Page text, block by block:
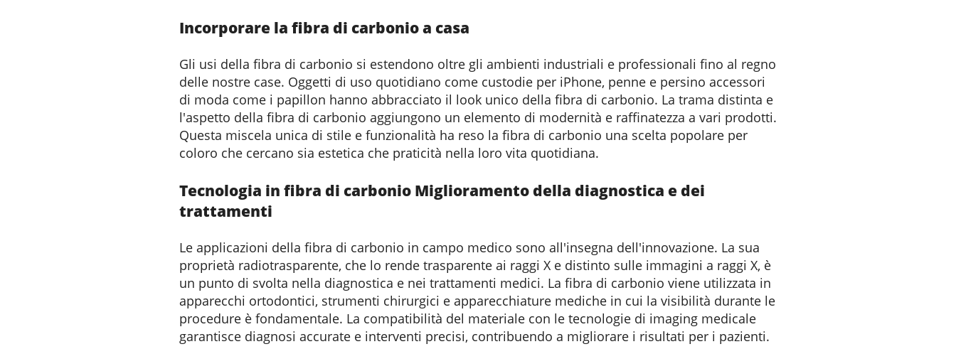
Incorporare la fibra di carbonio a casa
Gli usi della fibra di carbonio si estendono oltre gli ambienti industriali e professionali fino al regno
delle nostre case. Oggetti di uso quotidiano come custodie per iPhone, penne e persino accessori
di moda come i papillon hanno abbracciato il look unico della fibra di carbonio. La trama distinta e
l'aspetto della fibra di carbonio aggiungono un elemento di modernità e raffinatezza a vari prodotti.
Questa miscela unica di stile e funzionalità ha reso la fibra di carbonio una scelta popolare per
coloro che cercano sia estetica che praticità nella loro vita quotidiana.
Tecnologia in fibra di carbonio Miglioramento della diagnostica e dei
trattamenti
Le applicazioni della fibra di carbonio in campo medico sono all'insegna dell'innovazione. La sua
proprietà radiotrasparente, che lo rende trasparente ai raggi X e distinto sulle immagini a raggi X, è
un punto di svolta nella diagnostica e nei trattamenti medici. La fibra di carbonio viene utilizzata in
apparecchi ortodontici, strumenti chirurgici e apparecchiature mediche in cui la visibilità durante le
procedure è fondamentale. La compatibilità del materiale con le tecnologie di imaging medicale
garantisce diagnosi accurate e interventi precisi, contribuendo a migliorare i risultati per i pazienti.